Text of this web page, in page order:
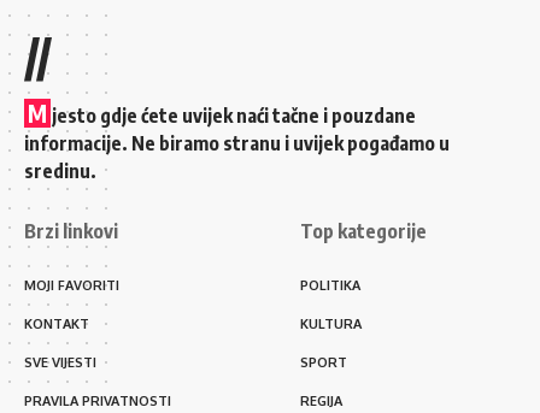
//
M jesto gdje ćete uvijek naći tačne i pouzdane
informacije. Ne biramo stranu i uvijek pogađamo u
sredinu.
Brzi linkovi
MOJI FAVORITI
KONTAKT
SVE VIJESTI
PRAVILA PRIVATNOSTI
Top kategorije
POLITIKA
KULTURA
SPORT
REGIJA